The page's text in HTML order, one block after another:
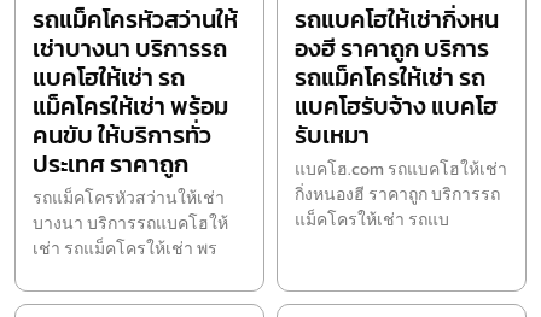
รถแม็คโครหัวสว่านให้
เช่าบางนา บริการรถ
แบคโฮให้เช่า รถ
แม็คโครให้เช่า พร้อม
คนขับ ให้บริการทั่ว
ประเทศ ราคาถูก
รถแม็คโครหัวสว่านให้เช่า
บางนา บริการรถแบคโฮให้
เช่า รถแม็คโครให้เช่า พร
รถแบคโฮให้เช่ากิ่งหน
องฮี ราคาถูก บริการ
รถแม็คโครให้เช่า รถ
แบคโฮรับจ้าง แบคโฮ
รับเหมา
แบคโฮ.com รถแบคโฮให้เช่า
กิ่งหนองฮี ราคาถูก บริการรถ
แม็คโครให้เช่า รถแบ